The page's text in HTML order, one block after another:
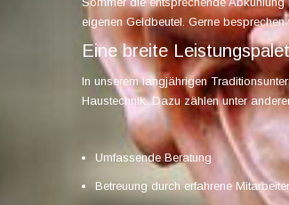
eigenen Geldbeutel. Gerne
Eine breite
In unserem langjährigen
Haustechnik. Dazu zählen unter
Umfassende Beratung
Betreuung durch erfahrene Mitarbeiter